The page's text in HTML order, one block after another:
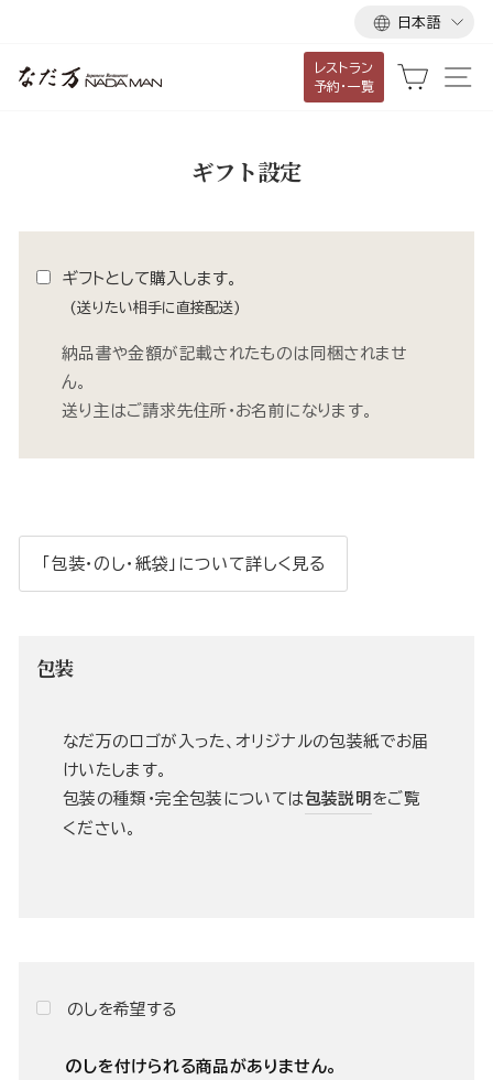
言
語
日本語
レストラン
予約・一覧
カート
ギフト設定
ギフトとして購入します。
(送りたい相手に直接配送)
納品書や金額が記載されたものは同梱されませ
ん。
送り主はご請求先住所・お名前になります。
「包装・のし・紙袋」について詳しく見る
包装
なだ万のロゴが入った、オリジナルの包装紙でお届
けいたします。
包装の種類・完全包装については包装説明 をご覧
ください。
のしを希望する
のしを付けられる商品がありません。